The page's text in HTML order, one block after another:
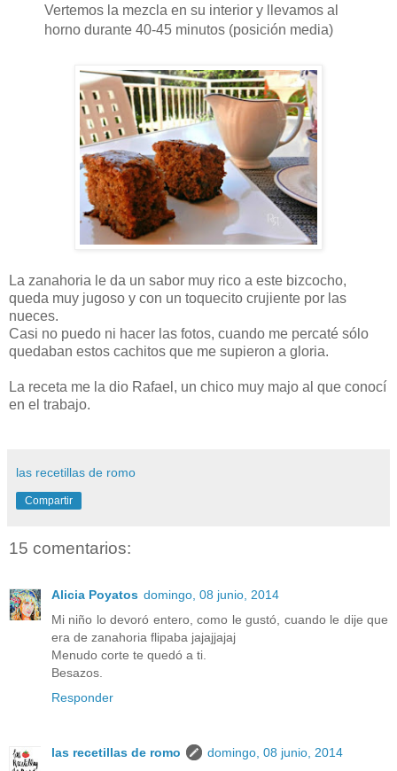
Vertemos la mezcla en su interior y llevamos al
horno durante 40-45 minutos (posición media)
La zanahoria le da un sabor muy rico a este bizcocho,
queda muy jugoso y con un toquecito crujiente por las
nueces.
Casi no puedo ni hacer las fotos, cuando me percaté sólo
quedaban estos cachitos que me supieron a gloria.
La receta me la dio Rafael, un chico muy majo al que conocí
en el trabajo.
las recetillas de romo
Compartir
15 comentarios:
Alicia Poyatos domingo, 08 junio, 2014
Mi niño lo devoró entero, como le gustó, cuando le dije que
era de zanahoria flipaba jajajjajaj
Menudo corte te quedó a ti.
Besazos.
Responder
las recetillas de romo
domingo, 08 junio, 2014